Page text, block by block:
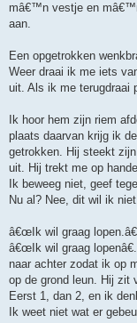
mâ€™n vestje en
aan.
Een opgetrokken
Weer draai ik me iets
uit. Als ik me terugdraai
Ik hoor hem zijn riem
plaats daarvan krijg ik
getrokken. Hij steekt
uit. Hij trekt me op
Ik beweeg niet, geef
Nu al? Nee, dit wil ik
â€œIk wil graag
â€œIk wil graag
naar achter zodat ik op
op de grond leun. Hij zit
Eerst 1, dan 2, en ik
Ik weet niet wat er